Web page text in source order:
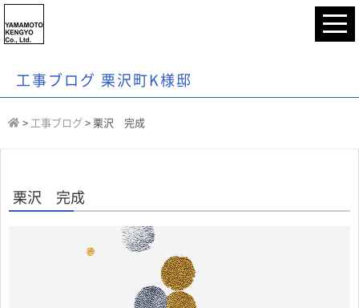
工事ブログ 栗沢町K様邸
> 工事ブログ > 栗沢 完成
栗沢 完成